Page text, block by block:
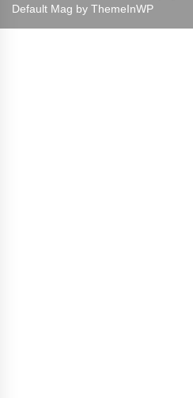
Default Mag by ThemeInWP